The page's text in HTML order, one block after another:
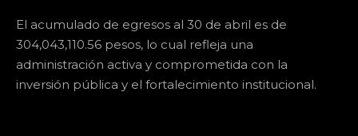
El acumulado de egresos al 30 de abril es de
304,043,110.56 pesos, lo cual refleja una
administración activa y comprometida con la
inversión pública y el fortalecimiento institucional.